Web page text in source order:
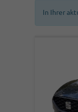
In Ihrer